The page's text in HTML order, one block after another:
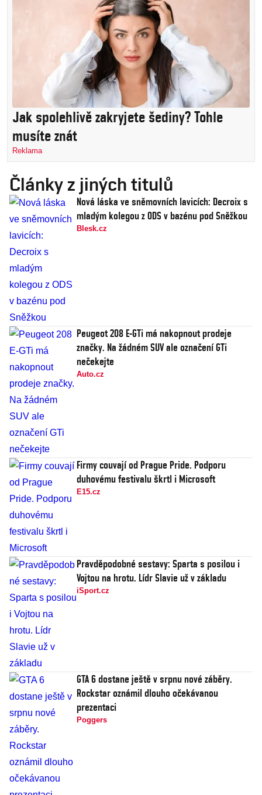
Jak spolehlivě zakryjete šediny? Tohle
musíte znát
Reklama
Články z jiných titulů
Nová láska ve sněmovních lavicích: Decroix s
mladým kolegou z ODS v bazénu pod Sněžkou
Blesk.cz
Peugeot 208 E-GTi má nakopnout prodeje
značky. Na žádném SUV ale označení GTi
nečekejte
Auto.cz
Firmy couvají od Prague Pride. Podporu
duhovému festivalu škrtl i Microsoft
E15.cz
Pravděpodobné sestavy: Sparta s posilou i
Vojtou na hrotu. Lídr Slavie už v základu
iSport.cz
GTA 6 dostane ještě v srpnu nové záběry.
Rockstar oznámil dlouho očekávanou
prezentaci
Poggers